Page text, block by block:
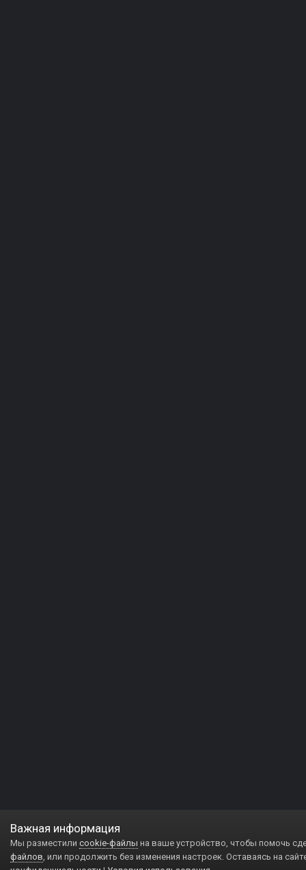
Важная информация
Мы разместили cookie-файлы на ваше устройство, чтобы помочь
файлов, или продолжить без изменения настроек. Оставаясь на